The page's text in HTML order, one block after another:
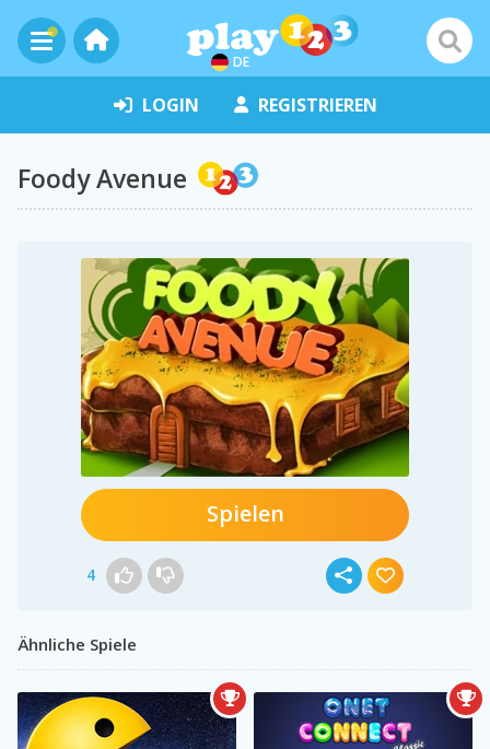
DE
LOGIN REGISTRIEREN
Foody Avenue
Spielen
4
Ähnliche Spiele